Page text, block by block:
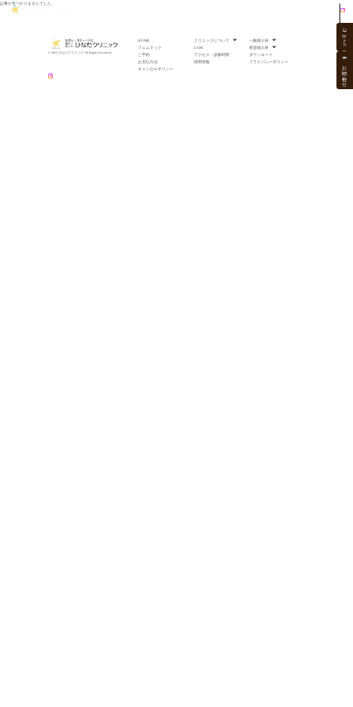
記事が見つかりませんでした。
W
e
b
お問い合わせ
Top
© 2025 ひなたクリニック All Rights Reserved.
HOME クリニックについて
一般婦人科
フェムテック
GSM
美容婦人科
ご予約
アクセス・診療時間
ダウンロード
お支払方法
採用情報
プライバシーポリシー
キャンセルポリシー